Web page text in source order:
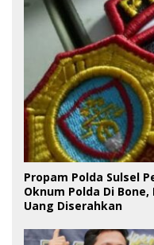
Propam Polda Sulsel
Oknum Polda Di
Uang Diserahkan